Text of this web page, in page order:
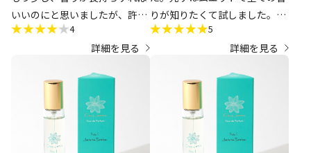
いいのにと思いましたが、許容
範囲内です。
夏場は、汗と混じって匂いも嫌
ですが、私には合っていたのか
それも感じずに過ごせました。
ただ、コスパがもう一つ。
4
詳細を見る
りが知りたくて試しました。今
まで買っては失敗ばかりでした
が、こちらのジャスミン香水は
ね。一番気に入ったNo5の予約
をしました。次回の入荷を楽し
みに育てているジャスミンを嗅
いでお待ちしてます。
5
詳細を見る